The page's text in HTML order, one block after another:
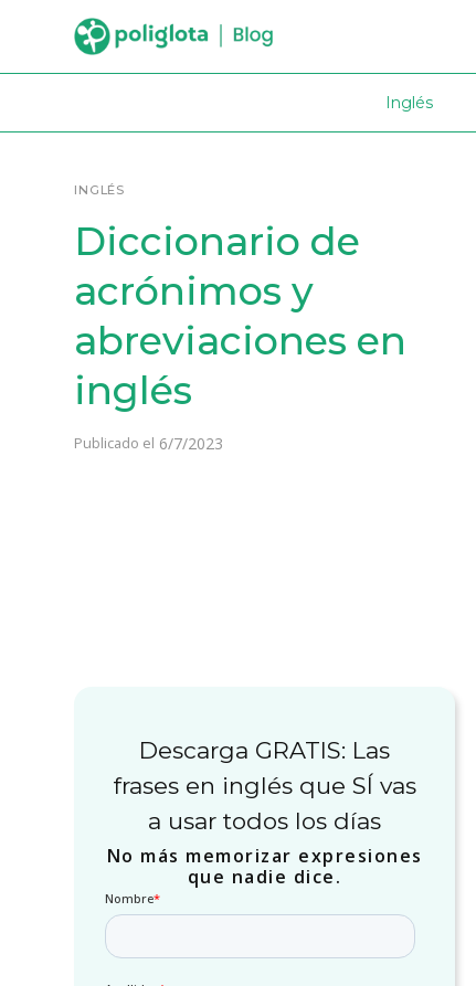
Inglés
INGLÉS
Diccionario de
acrónimos y
abreviaciones en
inglés
Publicado el 6/7/2023
Descarga GRATIS: Las
frases en inglés que SÍ vas
a usar todos los días
No más memorizar expresiones
que nadie dice.